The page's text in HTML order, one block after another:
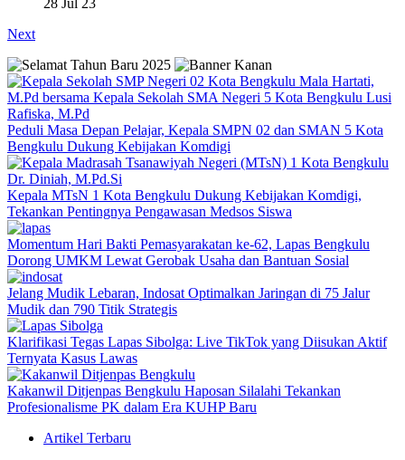
28 Jul 23
Next
Peduli Masa Depan Pelajar, Kepala SMPN 02 dan SMAN 5 Kota
Bengkulu Dukung Kebijakan Komdigi
Kepala MTsN 1 Kota Bengkulu Dukung Kebijakan Komdigi,
Tekankan Pentingnya Pengawasan Medsos Siswa
Momentum Hari Bakti Pemasyarakatan ke-62, Lapas Bengkulu
Dorong UMKM Lewat Gerobak Usaha dan Bantuan Sosial
Jelang Mudik Lebaran, Indosat Optimalkan Jaringan di 75 Jalur
Mudik dan 790 Titik Strategis
Klarifikasi Tegas Lapas Sibolga: Live TikTok yang Diisukan Aktif
Ternyata Kasus Lawas
Kakanwil Ditjenpas Bengkulu Haposan Silalahi Tekankan
Profesionalisme PK dalam Era KUHP Baru
Artikel Terbaru